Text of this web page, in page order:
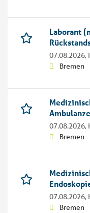
Laborant
07.08.2026,
Bremen
07.08.2026,
Bremen
07.08.2026,
Bremen